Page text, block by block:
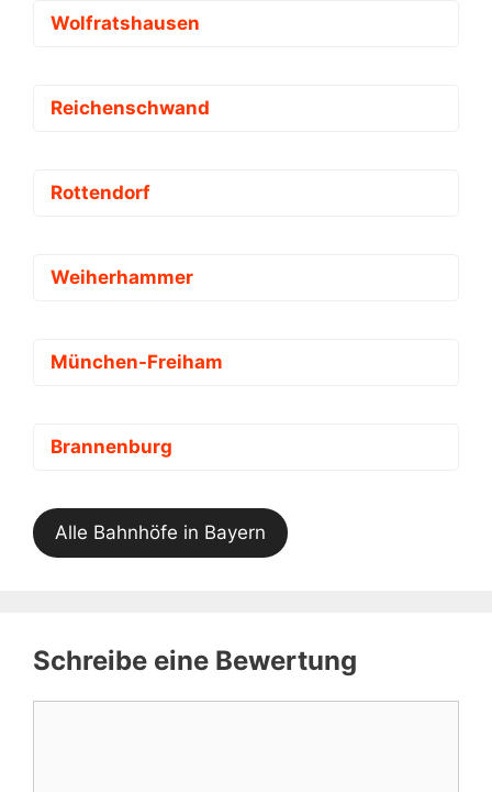
Wolfratshausen
Reichenschwand
Rottendorf
Weiherhammer
München-Freiham
Brannenburg
Alle Bahnhöfe in Bayern
Schreibe eine Bewertung